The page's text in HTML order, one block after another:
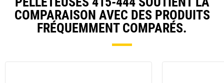
COMPARAISON AVEC DES PRODUITS
FRÉQUEMMENT COMPARÉS.